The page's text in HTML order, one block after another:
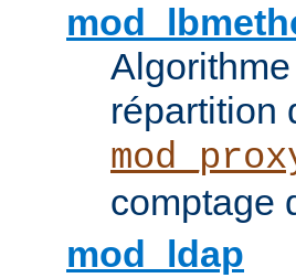
répartition
comptage
mod_ldap